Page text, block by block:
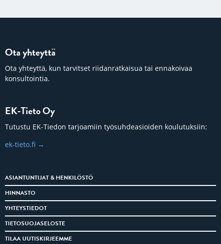
Ota yhteyttä
Ota yhteyttä, kun tarvitset riidanratkaisua tai ennakoivaa
konsultointia.
EK-Tieto Oy
Tutustu EK-Tiedon tarjoamiin työsuhdeasioiden koulutuksiin:
ek-tieto.fi
ASIANTUNTIJAT & HENKILÖSTÖ
HINNASTO
YHTEYSTIEDOT
TIETOSUOJASELOSTE
TILAA UUTISKIRJEEMME